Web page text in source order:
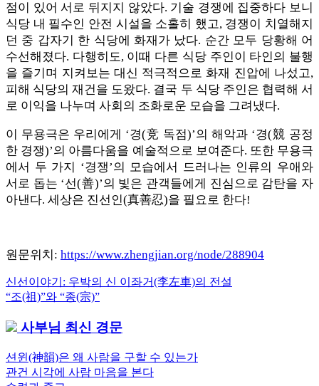
점이 있어 서로 뒤지지 않았다. 기술 경쟁에 집중하다 보니
식당 내 필수인 안전 시설을 소홀히 했고, 경쟁이 치열해지
던 중 갑자기 한 식당에 화재가 났다. 순간 모두 당황해 어
수선해졌다. 다행히도, 이때 다른 식당 주인이 타인의 불행
을 즐기며 지켜보는 대신 적극적으로 화재 진압에 나섰고,
피해 식당의 재건을 도왔다. 결국 두 식당 주인은 협력해 서
로 이익을 나누며 사회의 조화로운 모습을 그려냈다.
이 무용극은 우리에게 ‘경(竞 독점)’의 해악과 ‘경(競 공정
한 경쟁)’의 아름다움을 예술적으로 보여준다. 또한 무용극
에서 두 가지 ‘경쟁’의 모습에서 드러나는 인류의 우애와
서로 돕는 ‘선(善)’의 빛은 관객들에게 진심으로 감탄을 자
아낸다. 세상은 진선인(真善忍)을 필요로 한다!
원문위치: https://www.zhengjian.org/node/288904
글
비
게
이
Previous
Post:
신선이야기: 우박의 신 이좌거(李左車)의 전설
Next
“조(祖)”와 “종(宗)”
사부님 최신 경문
션윈(神韻)은 왜 사람을 구할 수 있는가
관건 시각에 사람 마음을 본다